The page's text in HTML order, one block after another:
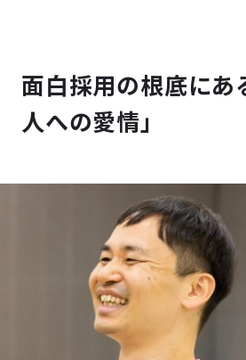
面白採用の根底にあ
人への愛情」